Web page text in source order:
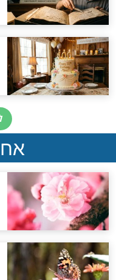
לחג סוכות - חלק